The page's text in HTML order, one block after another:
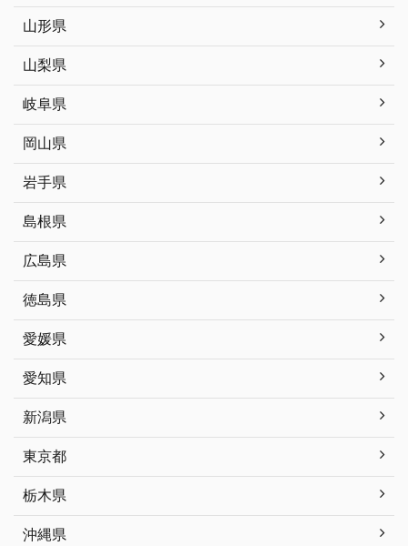
山形県
山梨県
岐阜県
岡山県
岩手県
島根県
広島県
徳島県
愛媛県
愛知県
新潟県
東京都
栃木県
沖縄県